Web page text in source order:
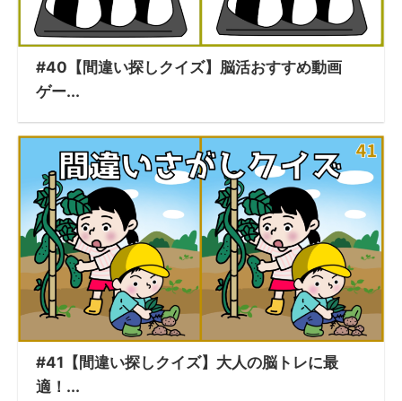
#40【間違い探しクイズ】脳活おすすめ動画
ゲー...
#41【間違い探しクイズ】大人の脳トレに最
適！...